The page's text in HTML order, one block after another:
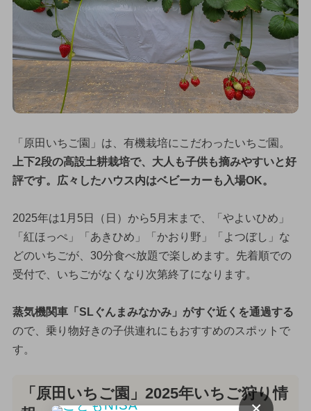
「原田いちご園」は、有機栽培にこだわったいちご園。
上下2段の高設土耕栽培で、大人も子供も摘みやすいと好
評です。広々したハウス内はベビーカーも入場OK。
2025年は1月5日（日）から5月末まで、「やよいひめ」
「紅ほっぺ」「あきひめ」「かおり野」「よつぼし」な
どのいちごが、30分食べ放題で楽しめます。先着順での
受付で、いちごがなくなり次第終了になります。
蒸気機関車「SLぐんまみなかみ」がすぐ近くを通過する
ので、乗り物好きの子供連れにもおすすめのスポットで
す。
「原田いちご園」2025年いちご狩り情